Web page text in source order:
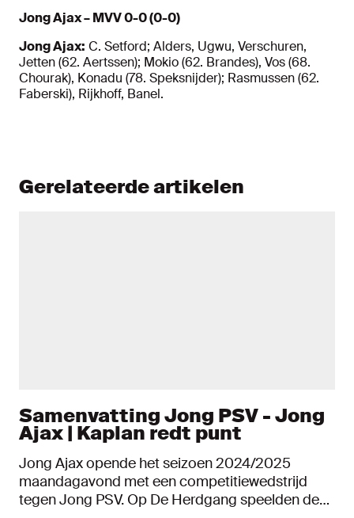
Jong Ajax – MVV 0-0 (0-0)
Jong Ajax: C. Setford; Alders, Ugwu, Verschuren,
Jetten (62. Aertssen); Mokio (62. Brandes), Vos (68.
Chourak), Konadu (78. Speksnijder); Rasmussen (62.
Faberski), Rijkhoff, Banel.
Gerelateerde artikelen
Samenvatting Jong PSV - Jong
Ajax | Kaplan redt punt
Jong Ajax opende het seizoen 2024/2025
maandagavond met een competitiewedstrijd
tegen Jong PSV. Op De Herdgang speelden de